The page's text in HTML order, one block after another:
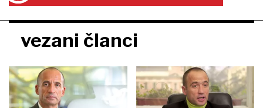
vezani članci